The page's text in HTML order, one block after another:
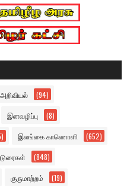
அறிவியல் (94)
இனவழிப்பு (8)
இலங்கை காணொளி (652)
(848)
குருமாற்றம் (19)